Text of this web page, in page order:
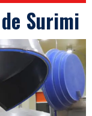
Surimi